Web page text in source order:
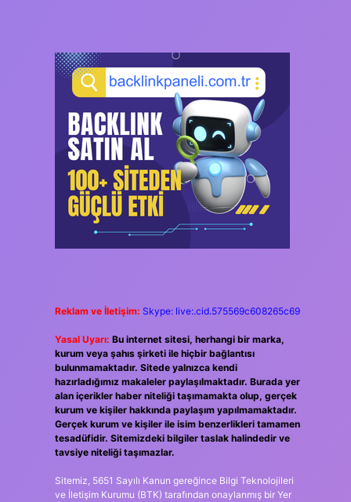
Reklam ve İletişim: Skype: live:.cid.575569c608265c69
Yasal Uyarı: Bu internet sitesi, herhangi bir marka,
kurum veya şahıs şirketi ile hiçbir bağlantısı
bulunmamaktadır. Sitede yalnızca kendi
hazırladığımız makaleler paylaşılmaktadır. Burada yer
alan içerikler haber niteliği taşımamakta olup, gerçek
kurum ve kişiler hakkında paylaşım yapılmamaktadır.
Gerçek kurum ve kişiler ile isim benzerlikleri tamamen
tesadüfidir. Sitemizdeki bilgiler taslak halindedir ve
tavsiye niteliği taşımazlar.
Sitemiz, 5651 Sayılı Kanun gereğince Bilgi Teknolojileri
ve İletişim Kurumu (BTK) tarafından onaylanmış bir Yer